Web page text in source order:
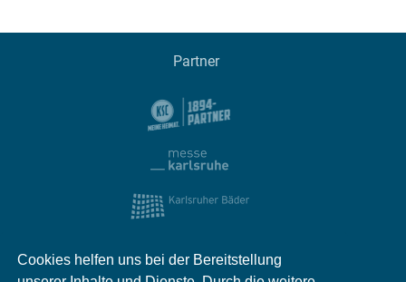
Cookies helfen uns bei der Bereitstellung
Partner